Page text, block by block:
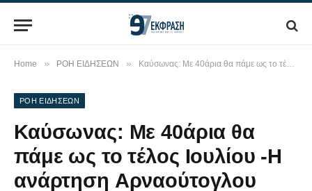
Home » ΡΟΗ ΕΙΔΗΣΕΩΝ » Καύσωνας: Με 40άρια θα πάμε ως το τέλος Ιουλίου -Η ανάρτηση Αρναούτογλου
ΡΟΗ ΕΙΔΗΣΕΩΝ
Καύσωνας: Με 40άρια θα
πάμε ως το τέλος Ιουλίου -Η
ανάρτηση Αρναούτογλου